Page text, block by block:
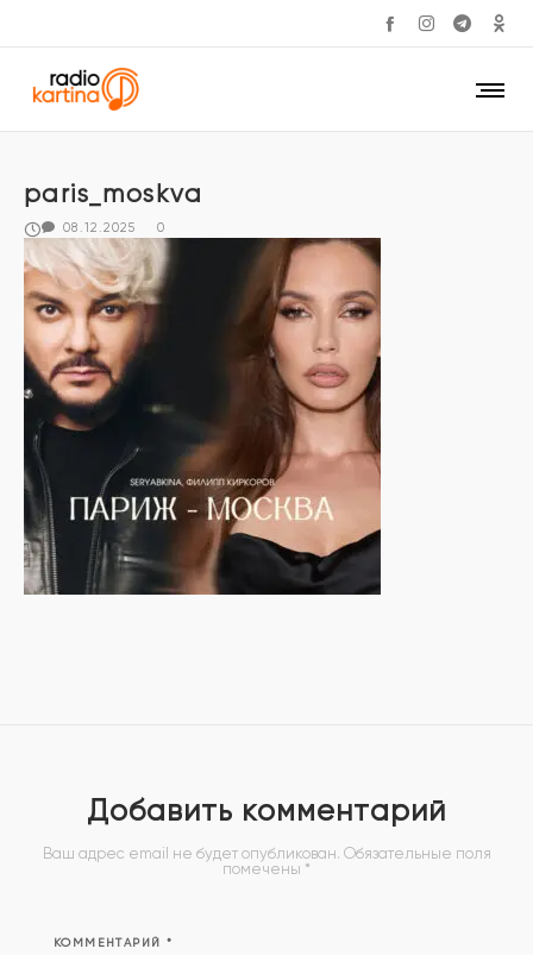
paris_moskva
08.12.2025 0
Добавить комментарий
Ваш адрес email не будет опубликован. Обязательные поля
помечены *
КОММЕНТАРИЙ *